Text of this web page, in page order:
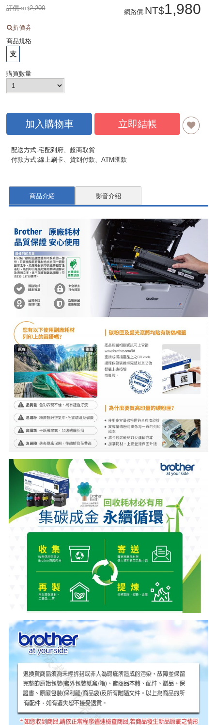
訂價: 2,200
網路價: 1,980
折價劵
商品規格
支
購買數量
加入購物車 立即結帳
配送方式:宅配到府、超商取貨
付款方式:線上刷卡、貨到付款、ATM匯款
商品介紹 影音介紹